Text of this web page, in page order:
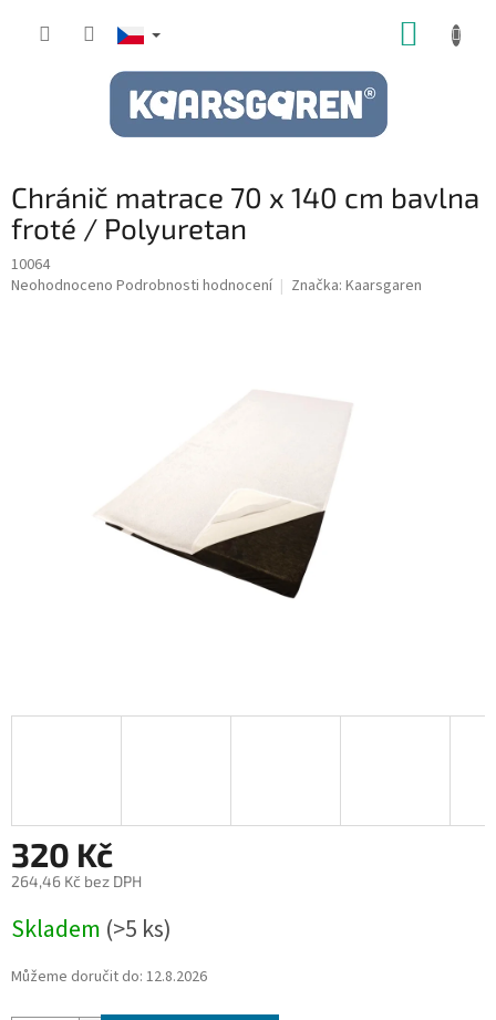
Chránič matrace 70 x 140 cm bavlna
froté / Polyuretan
10064
Průměrné
Neohodnoceno Podrobnosti hodnocení Značka: Kaarsgaren
320 Kč
264,46 Kč bez DPH
cena:
Skladem (>5 ks)
Můžeme doručit do: 12.8.2026